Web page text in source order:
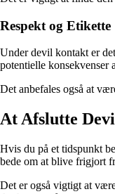
Respekt og Etikette
Under devil kontakt er
potentielle konsekvenser
Det anbefales også at
At Afslutte
Hvis du på et tidspunkt
bede om at blive frigjort
Det er også vigtigt at